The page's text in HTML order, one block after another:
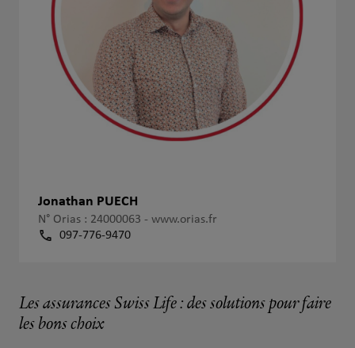
Jonathan PUECH
N° Orias : 24000063 - www.orias.fr
097-776-9470
Les assurances Swiss Life : des solutions pour faire
les bons choix